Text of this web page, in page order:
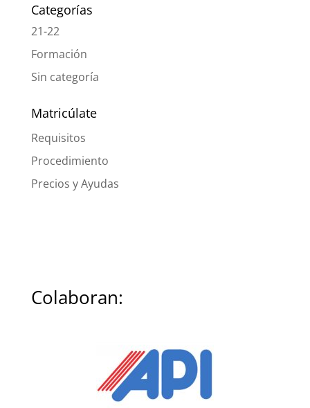
Categorías
21-22
Formación
Sin categoría
Matricúlate
Requisitos
Procedimiento
Precios y Ayudas
Colaboran: